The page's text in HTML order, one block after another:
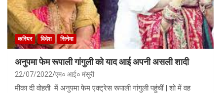
करियर विदेश सिनेमा
अनुपमा फेम रूपाली गांगुली को याद आई अपनी असली शादी
22/07/2022 एम० आई० मंसूरी
मीका दी वोहती में अनुपमा फेम एक्ट्रेस रूपाली गांगुली पहुंचीं | शो में वह